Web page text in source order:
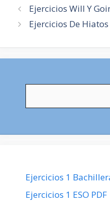
Navegación
de
entradas
Ejercicios Will Y
Ejercicios De
Ejercicios 1
Ejercicios 1 ESO PDF